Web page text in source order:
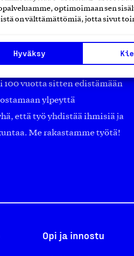
optimoimaan sen
on välttämättömiä, jotta sivut
Hyväksy
työmarkkinajärjestöistä
suomalaisen
kansainvälisiin
vuotta sitten edistämään
ylpeyttä
että työ yhdistää ihmisiä ja
Me rakastamme työtä!
Opi ja innostu